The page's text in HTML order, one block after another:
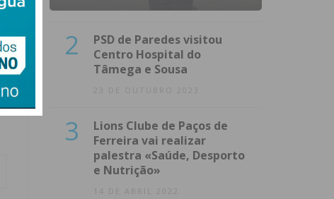
2
PSD de Paredes visitou
Centro Hospital do
Tâmega e Sousa
23 DE OUTUBRO 2023
3
Lions Clube de Paços de
Ferreira vai realizar
palestra «Saúde, Desporto
e Nutrição»
14 DE ABRIL 2022